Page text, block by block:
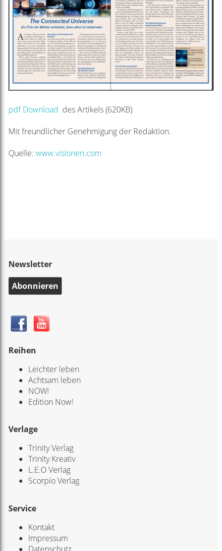
pdf Download des Artikels (620KB)
Mit freundlicher Genehmigung der Redaktion.
Quelle: www.visionen.com
Newsletter
Abonnieren
Reihen
Leichter leben
Achtsam leben
NOW!
Edition Now!
Verlage
Trinity Verlag
Trinity Kreativ
L.E.O Verlag
Scorpio Verlag
Service
Kontakt
Impressum